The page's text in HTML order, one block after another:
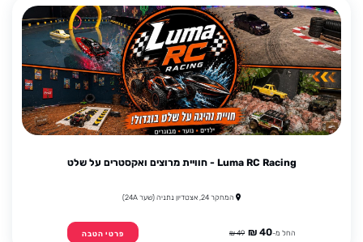
Luma RC Racing - חוויית מרוצים ואקסטרים על שלט
המחקר 24, אצטדיון נתניה (שער 24A)
החל מ-40 ₪
49 ₪ פרטי הטבה